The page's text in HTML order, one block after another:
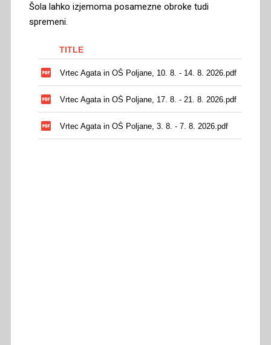
Šola lahko izjemoma posamezne obroke tudi
spremeni.